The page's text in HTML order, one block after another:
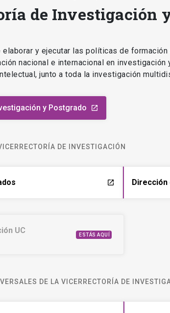
de Investigación
elaborar y ejecutar las políticas de
nacional e internacional en
junto a toda la investigación
y Postgrado launch
DE INVESTIGACIÓN
launch Dirección
UC
ESTÁS AQUÍ
DE LA VICERRECTORÍA DE